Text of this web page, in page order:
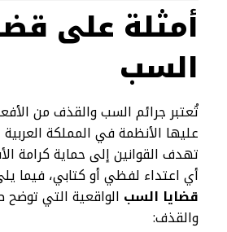
أمثلة على
السب
تُعتبر جرائم السب والقذف من
عليها الأنظمة في المملكة
تهدف القوانين إلى حماية كرامة
أي اعتداء لفظي أو كتابي، فيما
قضايا السب الواقعية التي
والقذف: